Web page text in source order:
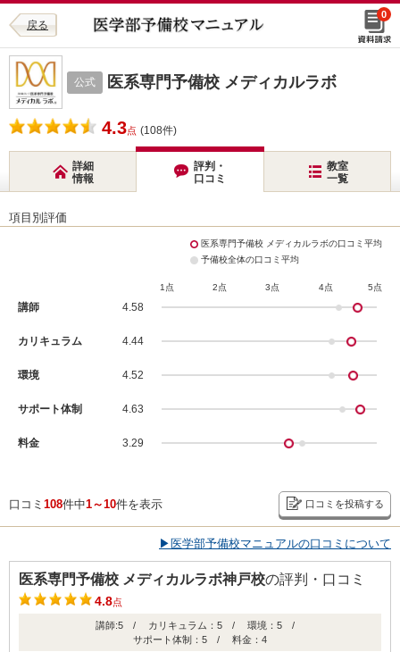
戻る
0
公式 医系専門予備校 メディカルラボ
4.3点 (108件)
詳細
情報
評判・
口コミ
教室
一覧
項目別評価
医系専門予備校 メディカルラボの口コミ平均
予備校全体の口コミ平均
1点 2点 3点 4点 5点
講師 4.58
カリキュラム 4.44
環境 4.52
サポート体制 4.63
料金 3.29
口コミ 108件中1～10件を表示 口コミを投稿する
▶医学部予備校マニュアルの口コミについて
医系専門予備校 メディカルラボ神戸校の評判・口コミ
4.8点
講師:5 / カリキュラム：5 / 環境：5 /
サポート体制：5 / 料金：4